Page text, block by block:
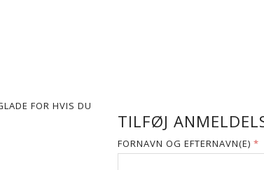
FOR HVIS DU
TILFØJ
FORNAVN OG EFTERNAVN(E)